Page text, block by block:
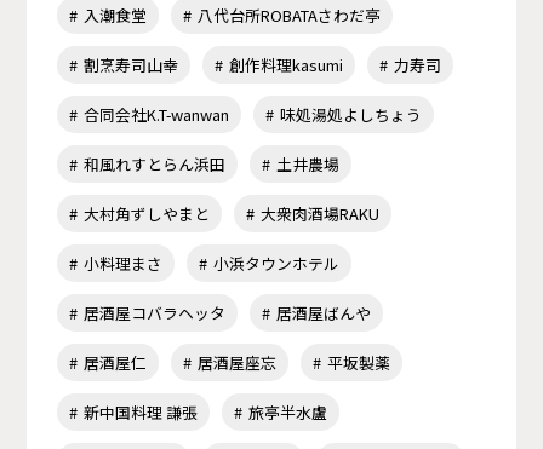
入潮食堂 八代台所ROBATAさわだ亭
割烹寿司山幸 創作料理kasumi 力寿司
合同会社K.T-wanwan 味処湯処よしちょう
和風れすとらん浜田 土井農場
大村角ずしやまと 大衆肉酒場RAKU
小料理まさ 小浜タウンホテル
居酒屋コバラヘッタ 居酒屋ばんや
居酒屋仁 居酒屋座忘 平坂製薬
新中国料理 謙張 旅亭半水盧